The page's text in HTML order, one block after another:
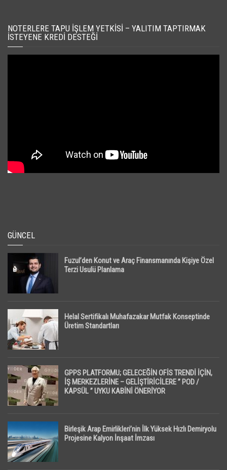
NOTERLERE TAPU İŞLEM YETKISI – YALITIM TAPTIRMAK
İSTEYENE KREDI DESTEĞI
GÜNCEL
Fuzul’den Konut ve Araç Finansmanında Kişiye Özel
Terzi Usulü Planlama
Helal Sertifikalı Muhafazakar Mutfak Konseptinde
Üretim Standartları
GPPS PLATFORMU; GELECEĞİN OFİS TRENDİ İÇİN,
İŞ MERKEZLERİNE – GELİŞTİRİCİLERE ” POD /
KAPSÜL ” UYKU KABİNİ ÖNERİYOR
Birleşik Arap Emirlikleri’nin İlk Yüksek Hızlı Demiryolu
Projesine Kalyon İnşaat İmzası